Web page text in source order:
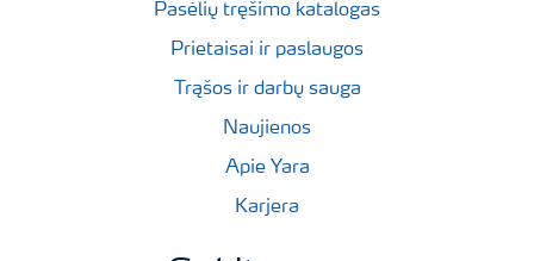
Pasėlių tręšimo katalogas
Prietaisai ir paslaugos
Trąšos ir darbų sauga
Naujienos
Apie Yara
Karjera